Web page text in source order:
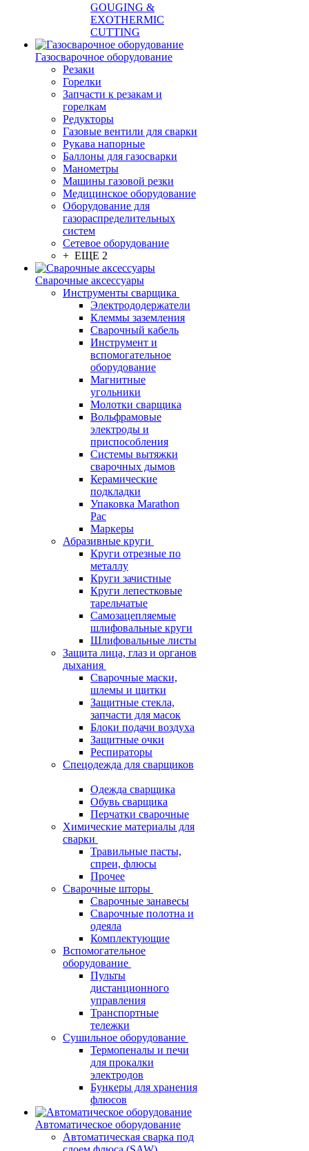
GOUGING &
EXOTHERMIC
CUTTING
Газосварочное оборудование
Резаки
Горелки
Запчасти к резакам и
горелкам
Редукторы
Газовые вентили для сварки
Рукава напорные
Баллоны для газосварки
Манометры
Машины газовой резки
Медицинское оборудование
Оборудование для
газораспределительных
систем
Сетевое оборудование
+ ЕЩЕ 2
Сварочные аксессуары
Инструменты сварщика
Электрододержатели
Клеммы заземления
Сварочный кабель
Инструмент и
вспомогательное
оборудование
Магнитные
угольники
Молотки сварщика
Вольфрамовые
электроды и
приспособления
Системы вытяжки
сварочных дымов
Керамические
подкладки
Упаковка Marathon
Pac
Маркеры
Абразивные круги
Круги отрезные по
металлу
Круги зачистные
Круги лепестковые
тарельчатые
Самозацепляемые
шлифовальные круги
Шлифовальные листы
Защита лица, глаз и органов
дыхания
Сварочные маски,
шлемы и щитки
Защитные стекла,
запчасти для масок
Блоки подачи воздуха
Защитные очки
Респираторы
Спецодежда для сварщиков
Одежда сварщика
Обувь сварщика
Перчатки сварочные
Химические материалы для
сварки
Травильные пасты,
спреи, флюсы
Прочее
Сварочные шторы
Сварочные занавесы
Сварочные полотна и
одеяла
Комплектующие
Вспомогательное
оборудование
Пульты
дистанционного
управления
Транспортные
тележки
Сушильное оборудование
Термопеналы и печи
для прокалки
электродов
Бункеры для хранения
флюсов
Автоматическое оборудование
Автоматическая сварка под